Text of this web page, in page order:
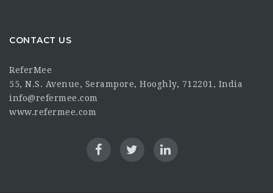
CONTACT US
ReferMee
55, N.S. Avenue, Serampore, Hooghly, 712201, India
info@refermee.com
www.refermee.com